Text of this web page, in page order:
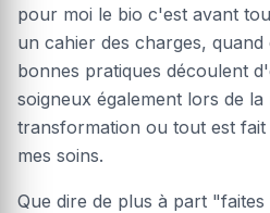
pour moi le bio c'est avant
un cahier des charges,
bonnes pratiques découlent
soigneux également lors de
transformation ou tout est
mes soins.
Que dire de plus à part